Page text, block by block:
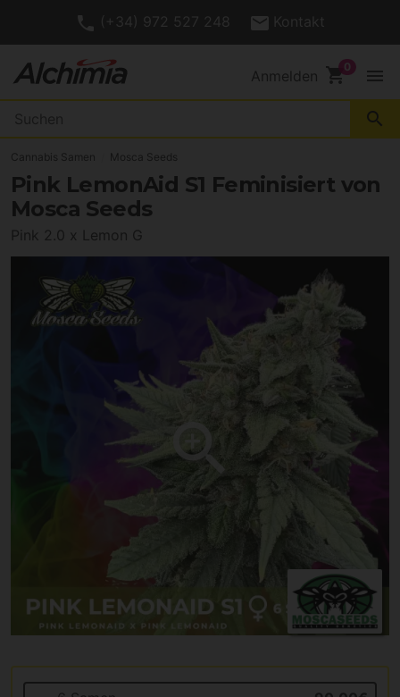
(+34) 972 527 248 Kontakt
Anmelden shopping_cart menu
search
Cannabis Samen Mosca Seeds
Pink LemonAid S1 Feminisiert von
Mosca Seeds
Pink 2.0 x Lemon G